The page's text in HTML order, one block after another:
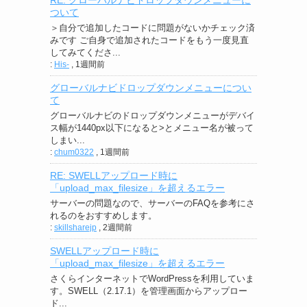
ついて
＞自分で追加したコードに問題がないかチェック済
みです ご自身で追加されたコードをもう一度見直
してみてくださ...
: His- 1週間前
グローバルナビドロップダウンメニューについ
て
グローバルナビのドロップダウンメニューがデバイ
ス幅が1440px以下になると>とメニュー名が被って
しまい...
: chum0322 1週間前
RE: SWELLアップロード時に
「upload_max_filesize」を超えるエラー
サーバーの問題なので、サーバーのFAQを参考にさ
れるのをおすすめします。
: skillsharejp 2週間前
SWELLアップロード時に
「upload_max_filesize」を超えるエラー
さくらインターネットでWordPressを利用していま
す。SWELL（2.17.1）を管理画面からアップロー
ド...